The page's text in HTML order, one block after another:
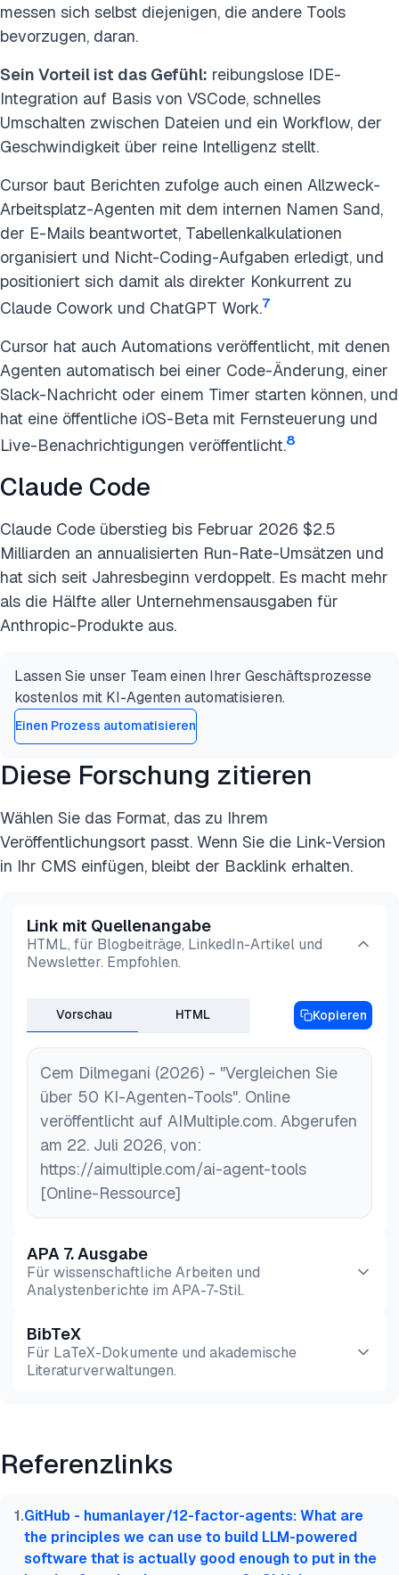
messen sich selbst diejenigen, die andere Tools
bevorzugen, daran.
Sein Vorteil ist das Gefühl: reibungslose IDE-
Integration auf Basis von VSCode, schnelles
Umschalten zwischen Dateien und ein Workflow, der
Geschwindigkeit über reine Intelligenz stellt.
Cursor baut Berichten zufolge auch einen Allzweck-
Arbeitsplatz-Agenten mit dem internen Namen Sand,
der E-Mails beantwortet, Tabellenkalkulationen
organisiert und Nicht-Coding-Aufgaben erledigt, und
positioniert sich damit als direkter Konkurrent zu
Claude Cowork und ChatGPT Work.7
Cursor hat auch Automations veröffentlicht, mit denen
Agenten automatisch bei einer Code-Änderung, einer
Slack-Nachricht oder einem Timer starten können, und
hat eine öffentliche iOS-Beta mit Fernsteuerung und
Live-Benachrichtigungen veröffentlicht.8
Claude Code
Claude Code überstieg bis Februar 2026 $2.5
Milliarden an annualisierten Run-Rate-Umsätzen und
hat sich seit Jahresbeginn verdoppelt. Es macht mehr
als die Hälfte aller Unternehmensausgaben für
Anthropic-Produkte aus.
Lassen Sie unser Team einen Ihrer Geschäftsprozesse
kostenlos mit KI-Agenten automatisieren.
Einen Prozess automatisieren
Diese Forschung zitieren
Wählen Sie das Format, das zu Ihrem
Veröffentlichungsort passt. Wenn Sie die Link-Version
in Ihr CMS einfügen, bleibt der Backlink erhalten.
Link mit Quellenangabe
HTML, für Blogbeiträge, LinkedIn-Artikel und
Newsletter. Empfohlen.
Vorschau HTML Kopieren
Cem Dilmegani (2026) - "Vergleichen Sie
über 50 KI-Agenten-Tools". Online
veröffentlicht auf AIMultiple.com. Abgerufen
am 22. Juli 2026, von:
https://aimultiple.com/ai-agent-tools
[Online-Ressource]
APA 7. Ausgabe
Für wissenschaftliche Arbeiten und
Analystenberichte im APA-7-Stil.
Vorschau
BibTeX
Für LaTeX-Dokumente und akademische
Literaturverwaltungen.
@misc{dilmegani2026,
title  = {{Vergleichen Sie über 50 KI-Agenten-
  month  = jul,
howpublished    = {\url{https://aimultiple.com/
Referenzlinks
1.GitHub - humanlayer/12-factor-agents: What are
the principles we can use to build LLM-powered
software that is actually good enough to put in the